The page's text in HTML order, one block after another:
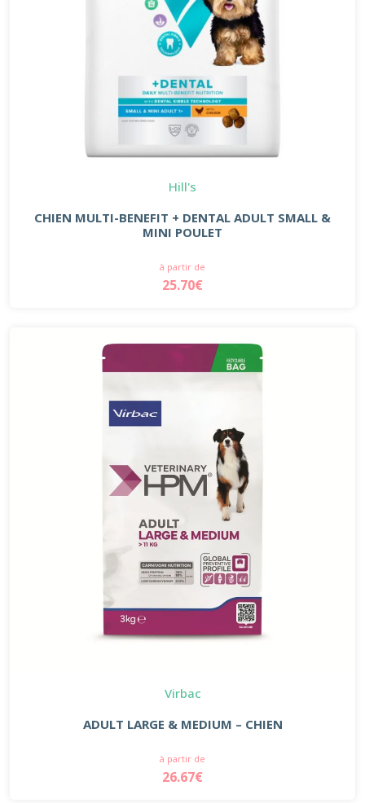
Hill's
CHIEN MULTI-BENEFIT + DENTAL ADULT SMALL &
MINI POULET
à partir de
25.70€
Virbac
ADULT LARGE & MEDIUM – CHIEN
à partir de
26.67€